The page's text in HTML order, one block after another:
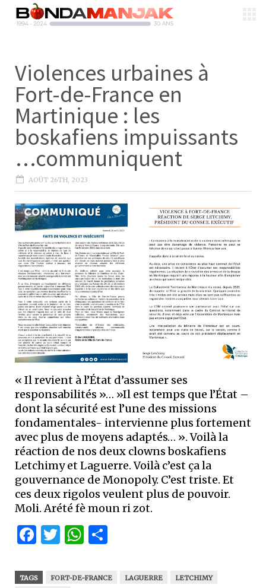
Violences urbaines à
Fort-de-France en
Martinique : les
boskafiens impuissants
…communiquent
AOÛT 26TH, 2023
« Il revient à l’État d’assumer ses
responsabilités »… »Il est temps que l’État –
dont la sécurité est l’une des missions
fondamentales- intervienne plus fortement
avec plus de moyens adaptés… ». Voilà la
réaction de nos deux clowns boskafiens
Letchimy et Laguerre. Voilà c’est ça la
gouvernance de Monopoly. C’est triste. Et
ces deux rigolos veulent plus de pouvoir.
Moli. Arété fè moun ri zot.
Facebook
Twitter
WhatsApp
TAGS FORT-DE-FRANCE LAGUERRE
LETCHIMY